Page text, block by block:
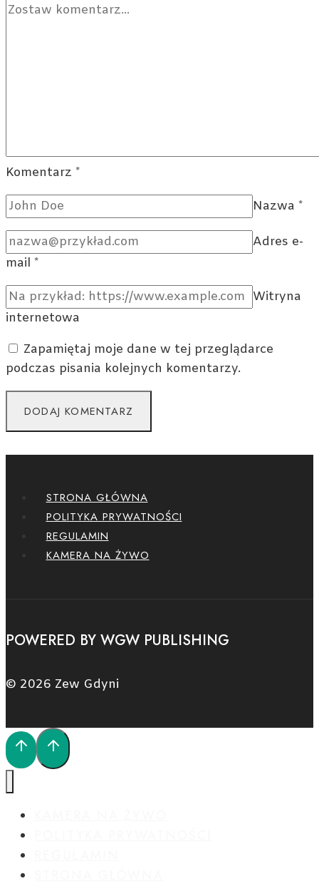
Komentarz *
Nazwa *
Adres e-
mail *
Witryna
internetowa
Zapamiętaj moje dane w tej przeglądarce
podczas pisania kolejnych komentarzy.
STRONA GŁÓWNA
POLITYKA PRYWATNOŚCI
REGULAMIN
KAMERA NA ŻYWO
POWERED BY WGW PUBLISHING
© 2026 Zew Gdyni